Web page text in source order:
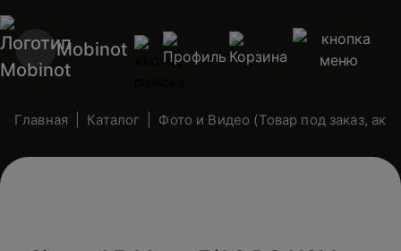
Mobinot
Главная Каталог Фото и Видео (Товар под заказ,